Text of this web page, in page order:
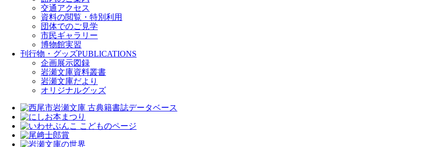
交通アクセス
資料の閲覧・特別利用
団体でのご見学
市民ギャラリー
博物館実習
刊行物・グッズPUBLICATIONS
企画展示図録
岩瀬文庫資料叢書
岩瀬文庫だより
オリジナルグッズ